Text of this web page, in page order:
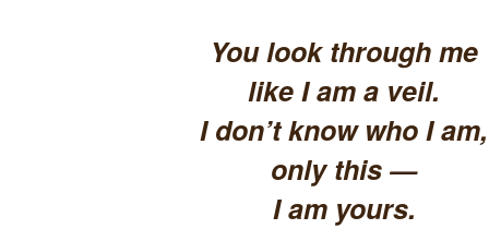
You look through me
like I am a veil.
I don’t know who I am,
only this —
I am yours.